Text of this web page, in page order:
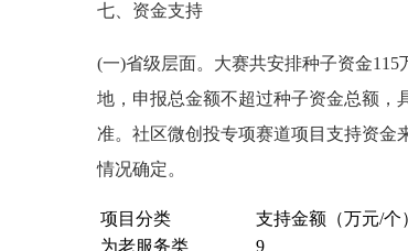
七、资金支持
(一)省级层面。大赛共安排种子资金
地，申报总金额不超过种子资金总额，
准。社区微创投专项赛道项目支持资金
情况确定。
项目分类 支持金额（万元/个
为老服务类
9